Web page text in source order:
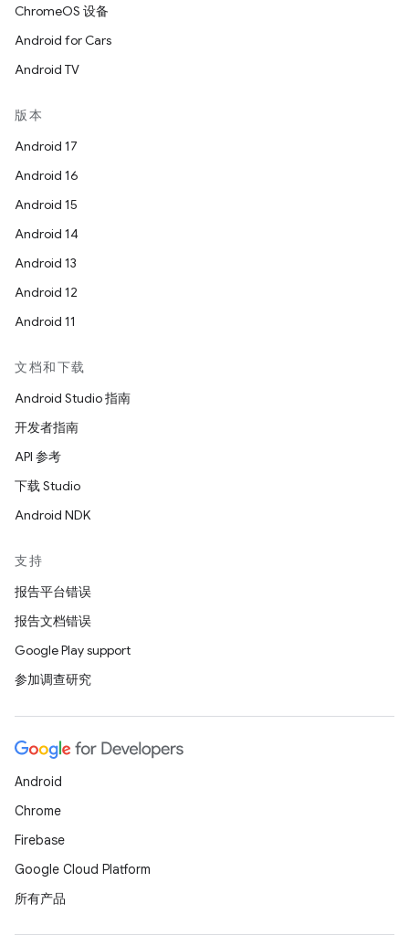
ChromeOS 设备
Android for Cars
Android TV
版本
Android 17
Android 16
Android 15
Android 14
Android 13
Android 12
Android 11
文档和下载
Android Studio 指南
开发者指南
API 参考
下载 Studio
Android NDK
支持
报告平台错误
报告文档错误
Google Play support
参加调查研究
Android
Chrome
Firebase
Google Cloud Platform
所有产品